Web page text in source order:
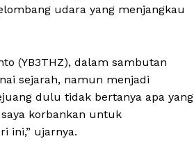
udara yang menjangkau
(YB3THZ), dalam sambutan
sejarah, namun menjadi
dulu tidak bertanya apa yang
korbankan untuk
ini,” ujarnya.